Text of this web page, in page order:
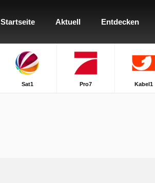
Startseite Aktuell Entdecken
Sat1 Pro7 Kabel1